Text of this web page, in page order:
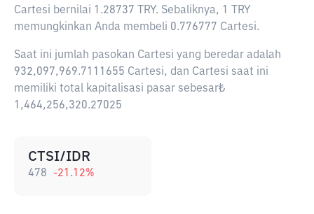
Cartesi bernilai 1.28737 TRY. Sebaliknya, 1 TRY
memungkinkan Anda membeli 0.776777 Cartesi.
Saat ini jumlah pasokan Cartesi yang beredar adalah
932,097,969.7111655 Cartesi, dan Cartesi saat ini
memiliki total kapitalisasi pasar sebesar₺
1,464,256,320.27025
CTSI/IDR
478 -21.12%